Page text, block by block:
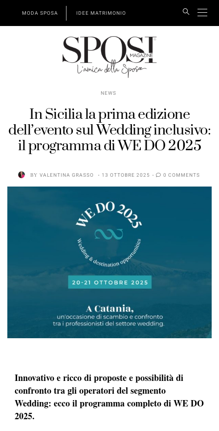
MODA SPOSA IDEE MATRIMONIO
NEWS
In Sicilia la prima edizione
dell’evento sul Wedding inclusivo:
il programma di WE DO 2025
BY VALENTINA GRASSO 13 OTTOBRE 2025 0 COMMENTS
Innovativo e ricco di proposte e possibilità di
confronto tra gli operatori del segmento
Wedding: ecco il programma completo di WE DO
2025.